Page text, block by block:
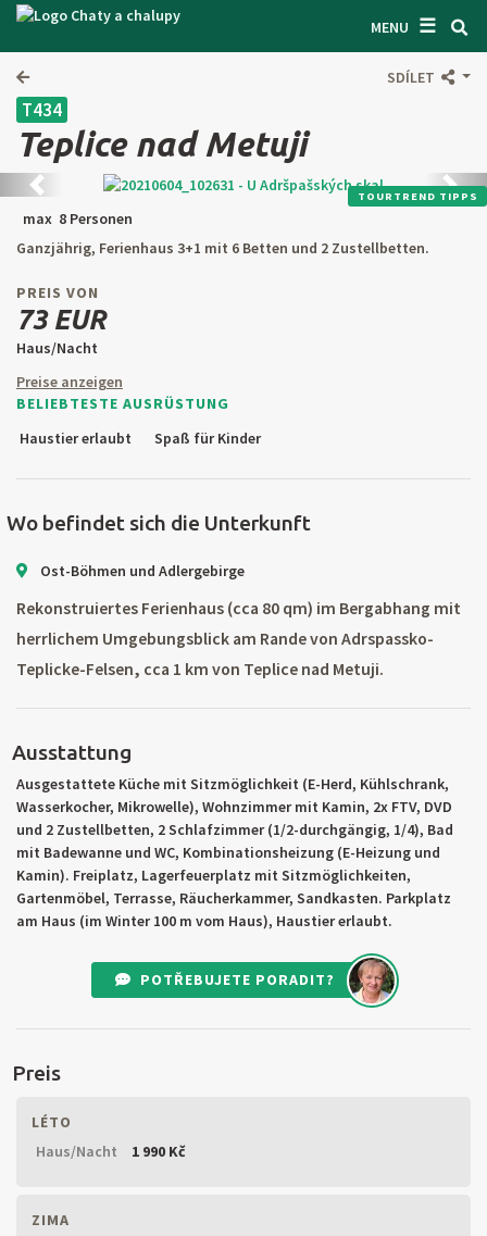
MENU ☰
SUCHEN UNTERKUNFT
BEDINGUNGEN
KONTAKTE
EINGANG FÜR DEN EIGENTÜMER
SUCHEN AUF WEBSITE
CZ SK
SDÍLET
T434
Teplice nad Metuji
Zurück TOURTREND TIPPS
max 8 Personen
Ganzjährig, Ferienhaus 3+1 mit 6 Betten und 2 Zustellbetten.
PREIS VON
73 EUR
Haus/Nacht
Preise anzeigen
BELIEBTESTE AUSRÜSTUNG
Haustier erlaubt
Spaß für Kinder
Wo befindet sich die Unterkunft
Ost-Böhmen und Adlergebirge
Rekonstruiertes Ferienhaus (cca 80 qm) im Bergabhang mit
herrlichem Umgebungsblick am Rande von Adrspassko-
Teplicke-Felsen, cca 1 km von Teplice nad Metuji.
Ausstattung
Ausgestattete Küche mit Sitzmöglichkeit (E-Herd, Kühlschrank,
Wasserkocher, Mikrowelle), Wohnzimmer mit Kamin, 2x FTV, DVD
und 2 Zustellbetten, 2 Schlafzimmer (1/2-durchgängig, 1/4), Bad
mit Badewanne und WC, Kombinationsheizung (E-Heizung und
Kamin). Freiplatz, Lagerfeuerplatz mit Sitzmöglichkeiten,
Gartenmöbel, Terrasse, Räucherkammer, Sandkasten. Parkplatz
am Haus (im Winter 100 m vom Haus), Haustier erlaubt.
POTŘEBUJETE PORADIT?
Preis
LÉTO
Haus/Nacht
1 990 Kč
ZIMA